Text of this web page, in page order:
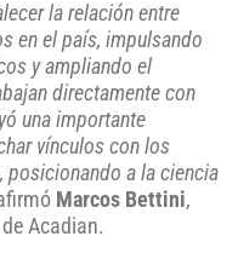
la relación entre
en el país, impulsando
y ampliando el
directamente con
una importante
vínculos con los
posicionando a la ciencia
Marcos Bettini,
Acadian.